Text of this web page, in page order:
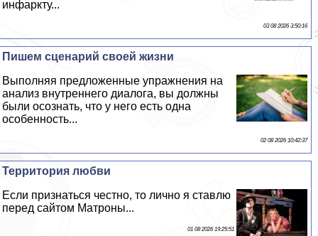
инфаркту...
03 08 2026 3:50:16
Пишем сценарий своей жизни
Выполняя предложенные упражнения на
анализ внутреннего диалога, вы должны
были осознать, что у него есть одна
особенность...
02 08 2026 10:42:37
Территория любви
Если признаться честно, то лично я ставлю
перед сайтом Матроны...
01 08 2026 19:25:51